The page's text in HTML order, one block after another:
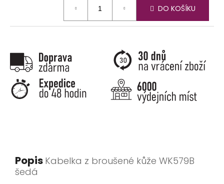
DO KOŠÍKU
Popis Kabelka z broušené kůže WK579B
šedá